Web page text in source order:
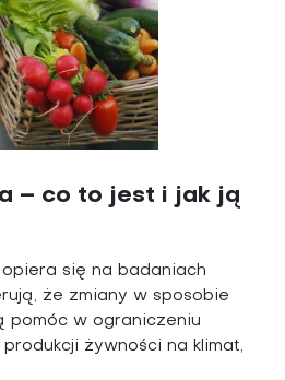
– co to jest i jak ją
się na badaniach
że zmiany w sposobie
pomóc w ograniczeniu
żywności na klimat,